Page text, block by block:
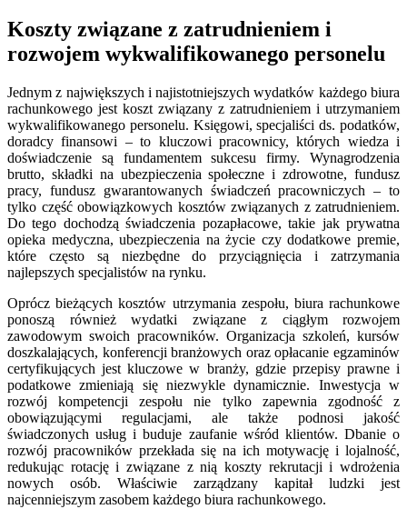
Koszty związane z zatrudnieniem i
rozwojem wykwalifikowanego personelu
Jednym z największych i najistotniejszych wydatków każdego biura
rachunkowego jest koszt związany z zatrudnieniem i utrzymaniem
wykwalifikowanego personelu. Księgowi, specjaliści ds. podatków,
doradcy finansowi – to kluczowi pracownicy, których wiedza i
doświadczenie są fundamentem sukcesu firmy. Wynagrodzenia
brutto, składki na ubezpieczenia społeczne i zdrowotne, fundusz
pracy, fundusz gwarantowanych świadczeń pracowniczych – to
tylko część obowiązkowych kosztów związanych z zatrudnieniem.
Do tego dochodzą świadczenia pozapłacowe, takie jak prywatna
opieka medyczna, ubezpieczenia na życie czy dodatkowe premie,
które często są niezbędne do przyciągnięcia i zatrzymania
najlepszych specjalistów na rynku.
Oprócz bieżących kosztów utrzymania zespołu, biura rachunkowe
ponoszą również wydatki związane z ciągłym rozwojem
zawodowym swoich pracowników. Organizacja szkoleń, kursów
doszkalających, konferencji branżowych oraz opłacanie egzaminów
certyfikujących jest kluczowe w branży, gdzie przepisy prawne i
podatkowe zmieniają się niezwykle dynamicznie. Inwestycja w
rozwój kompetencji zespołu nie tylko zapewnia zgodność z
obowiązującymi regulacjami, ale także podnosi jakość
świadczonych usług i buduje zaufanie wśród klientów. Dbanie o
rozwój pracowników przekłada się na ich motywację i lojalność,
redukując rotację i związane z nią koszty rekrutacji i wdrożenia
nowych osób. Właściwie zarządzany kapitał ludzki jest
najcenniejszym zasobem każdego biura rachunkowego.